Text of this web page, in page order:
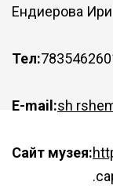
Ендиерова
Тел:
E-mail:sh
Сайт музея: